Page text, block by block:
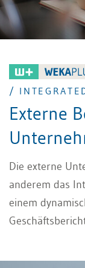
/
Externe
Die externe
anderem das
einem